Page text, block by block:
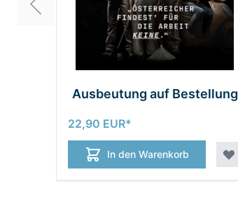
Ausbeutung auf Bestellung
22,90 EUR
In den Warenkorb